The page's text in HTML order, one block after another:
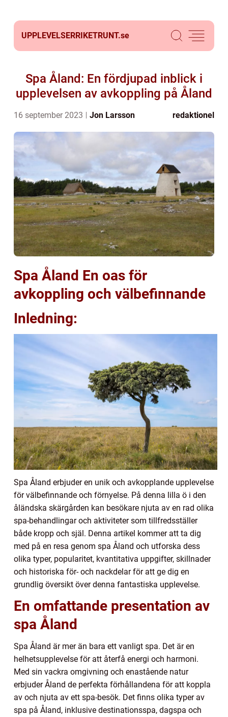
UPPLEVELSERRIKETRUNT.se
Spa Åland: En fördjupad inblick i
upplevelsen av avkoppling på Åland
16 september 2023 Jon Larsson redaktionel
Spa Åland En oas för
avkoppling och välbefinnande
Inledning:
Spa Åland erbjuder en unik och avkopplande upplevelse
för välbefinnande och förnyelse. På denna lilla ö i den
åländska skärgården kan besökare njuta av en rad olika
spa-behandlingar och aktiviteter som tillfredsställer
både kropp och själ. Denna artikel kommer att ta dig
med på en resa genom spa Åland och utforska dess
olika typer, popularitet, kvantitativa uppgifter, skillnader
och historiska för- och nackdelar för att ge dig en
grundlig översikt över denna fantastiska upplevelse.
En omfattande presentation av
spa Åland
Spa Åland är mer än bara ett vanligt spa. Det är en
helhetsupplevelse för att återfå energi och harmoni.
Med sin vackra omgivning och enastående natur
erbjuder Åland de perfekta förhållandena för att koppla
av och njuta av ett spa-besök. Det finns olika typer av
spa på Åland, inklusive destinationsspa, dagspa och